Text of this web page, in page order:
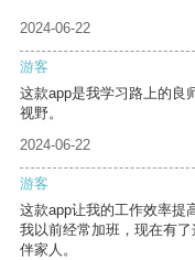
2024-06-22
游客
这款app是我学习路上的良
视野。
2024-06-22
游客
这款app让我的工作效率提
我以前经常加班，现在有
伴家人。